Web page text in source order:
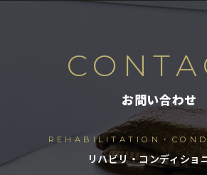
お問い合わせ
REHABILITATION・
リハビリ・コンディショ